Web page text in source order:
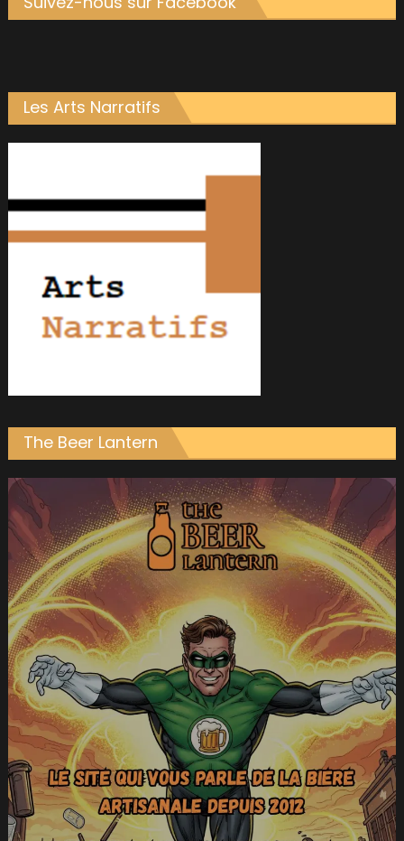
Les Arts Narratifs
The Beer Lantern